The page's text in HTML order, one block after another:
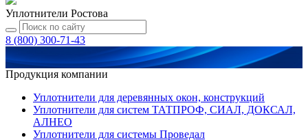
Уплотнители Ростова
8 (800) 300-71-43
Продукция компании
Уплотнители для деревянных окон, конструкций
Уплотнители для систем ТАТПРОФ, СИАЛ, ДОКСАЛ,
АЛНЕО
Уплотнители для системы Проведал